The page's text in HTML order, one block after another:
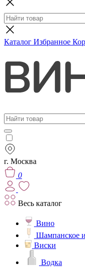
Каталог Избранное
г. Москва
0
Весь каталог
Вино
Шампанское
Виски
Водка